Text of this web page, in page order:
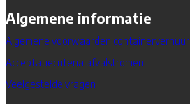
Algemene informatie
Algemene voorwaarden containerverhuur
Acceptatiecriteria afvalstromen
Veelgestelde vragen